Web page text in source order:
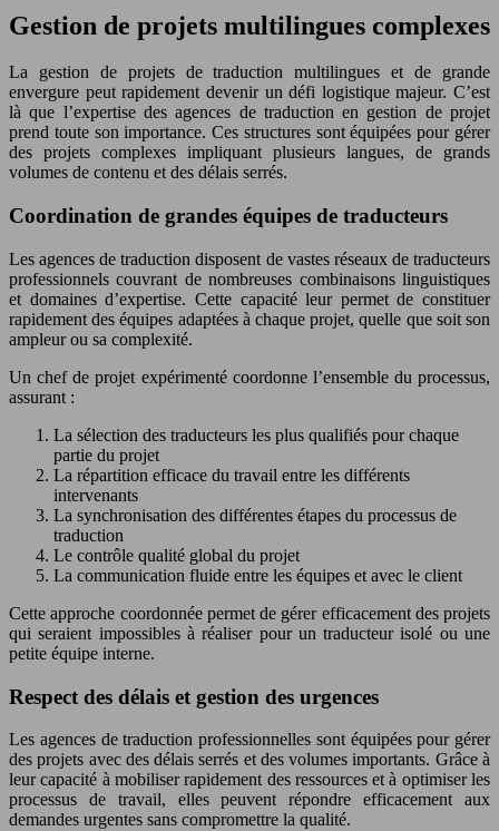
Gestion de projets multilingues complexes
La gestion de projets de traduction multilingues et de grande
envergure peut rapidement devenir un défi logistique majeur. C’est
là que l’expertise des agences de traduction en gestion de projet
prend toute son importance. Ces structures sont équipées pour gérer
des projets complexes impliquant plusieurs langues, de grands
volumes de contenu et des délais serrés.
Coordination de grandes équipes de traducteurs
Les agences de traduction disposent de vastes réseaux de traducteurs
professionnels couvrant de nombreuses combinaisons linguistiques
et domaines d’expertise. Cette capacité leur permet de constituer
rapidement des équipes adaptées à chaque projet, quelle que soit son
ampleur ou sa complexité.
Un chef de projet expérimenté coordonne l’ensemble du processus,
assurant :
La sélection des traducteurs les plus qualifiés pour chaque
partie du projet
La répartition efficace du travail entre les différents
intervenants
La synchronisation des différentes étapes du processus de
traduction
Le contrôle qualité global du projet
La communication fluide entre les équipes et avec le client
Cette approche coordonnée permet de gérer efficacement des projets
qui seraient impossibles à réaliser pour un traducteur isolé ou une
petite équipe interne.
Respect des délais et gestion des urgences
Les agences de traduction professionnelles sont équipées pour gérer
des projets avec des délais serrés et des volumes importants. Grâce à
leur capacité à mobiliser rapidement des ressources et à optimiser les
processus de travail, elles peuvent répondre efficacement aux
demandes urgentes sans compromettre la qualité.